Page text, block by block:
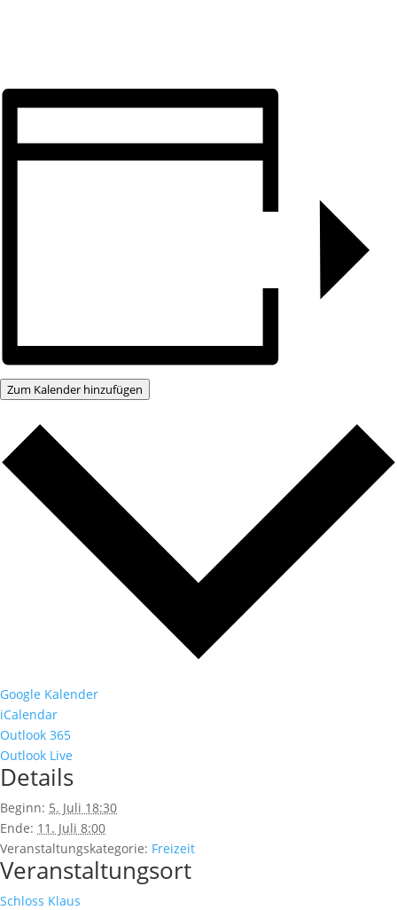
Zum Kalender hinzufügen
Google Kalender
iCalendar
Outlook 365
Outlook Live
Details
Beginn: 5. Juli 18:30
Ende: 11. Juli 8:00
Veranstaltungskategorie: Freizeit
Veranstaltungsort
Schloss Klaus